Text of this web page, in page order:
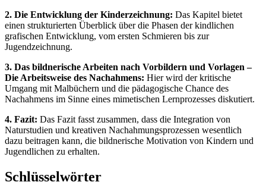
2. Die Entwicklung der Kinderzeichnung: Das Kapitel bietet
einen strukturierten Überblick über die Phasen der kindlichen
grafischen Entwicklung, vom ersten Schmieren bis zur
Jugendzeichnung.
3. Das bildnerische Arbeiten nach Vorbildern und Vorlagen –
Die Arbeitsweise des Nachahmens: Hier wird der kritische
Umgang mit Malbüchern und die pädagogische Chance des
Nachahmens im Sinne eines mimetischen Lernprozesses diskutiert.
4. Fazit: Das Fazit fasst zusammen, dass die Integration von
Naturstudien und kreativen Nachahmungsprozessen wesentlich
dazu beitragen kann, die bildnerische Motivation von Kindern und
Jugendlichen zu erhalten.
Schlüsselwörter